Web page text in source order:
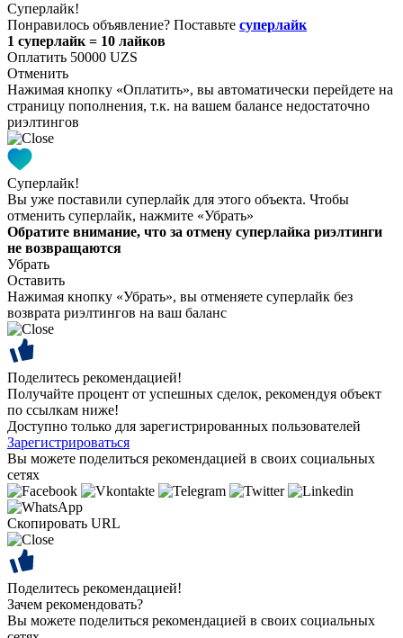
Суперлайк!
Понравилось объявление? Поставьте суперлайк
1 суперлайк = 10 лайков
Оплатить 50000 UZS
Отменить
Нажимая кнопку «Оплатить», вы автоматически перейдете на
страницу пополнения, т.к. на вашем балансе недостаточно
риэлтингов
Суперлайк!
Вы уже поставили суперлайк для этого объекта. Чтобы
отменить суперлайк, нажмите «Убрать»
Обратите внимание, что за отмену суперлайка риэлтинги
не возвращаются
Убрать
Оставить
Нажимая кнопку «Убрать», вы отменяете суперлайк без
возврата риэлтингов на ваш баланс
Поделитесь рекомендацией!
Получайте процент от успешных сделок, рекомендуя объект
по ссылкам ниже!
Доступно только для зарегистрированных пользователей
Зарегистрироваться
Вы можете поделиться рекомендацией в своих социальных
сетях
Скопировать URL
Поделитесь рекомендацией!
Зачем рекомендовать?
Вы можете поделиться рекомендацией в своих социальных